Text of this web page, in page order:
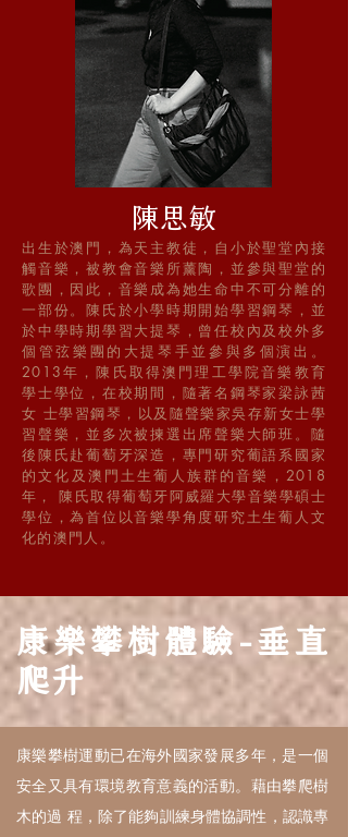
陳思敏
出生於澳門，為天主教徒，自小於聖堂內接
觸音樂，被教會音樂所薰陶，並參與聖堂的
歌團，因此，音樂成為她生命中不可分離的
一部份。陳氏於小學時期開始學習鋼琴，並
於中學時期學習大提琴， 曾任校內及校外多
個管弦樂團的大提琴手並參與多個演出。
2013年，陳氏取得澳門理工學院音樂教育
學士學位，在校期間，隨著名鋼琴家梁詠茜
女 士學習鋼琴，以及隨聲樂家吳存新女士學
習聲樂，並多次被揀選出席聲樂大師班。隨
後陳氏赴葡萄牙深造，專門研究葡語系國家
的文化及澳門土生葡人族群的音樂，2018
年， 陳氏取得葡萄牙阿威羅大學音樂學碩士
學位，為首位以音樂學角度研究土生葡人文
化的澳門人。
康樂攀樹體驗-垂直
爬升
康樂攀樹運動已在海外國家發展多年，是一個
安全又具有環境教育意義的活動。藉由攀爬樹
木的過 程，除了能夠訓練身體協調性，認識專